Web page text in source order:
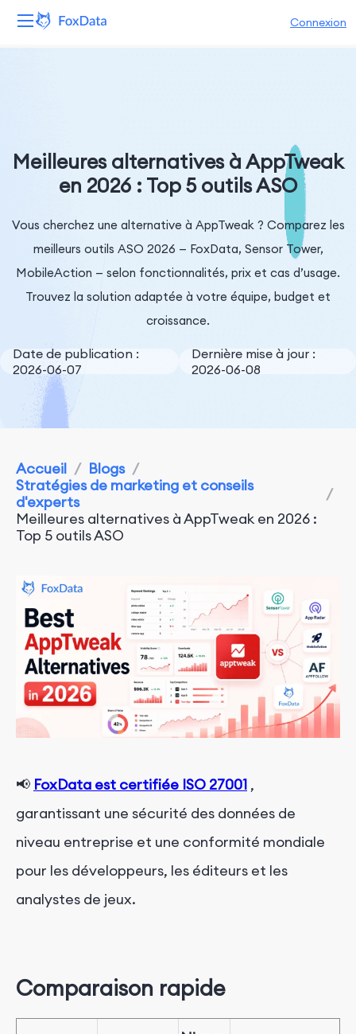
Connexion
Ressources
Tarifs
Entreprise
Meilleures alternatives à AppTweak
en 2026 : Top 5 outils ASO
Vous cherchez une alternative à AppTweak ? Comparez les
meilleurs outils ASO 2026 — FoxData, Sensor Tower,
MobileAction — selon fonctionnalités, prix et cas d’usage.
Trouvez la solution adaptée à votre équipe, budget et
croissance.
Date de publication :
2026-06-07
Dernière mise à jour :
2026-06-08
Accueil / Blogs /
Stratégies de marketing et conseils
d'experts
/
Meilleures alternatives à AppTweak en 2026 :
Top 5 outils ASO
📢 FoxData est certifiée ISO 27001 ,
garantissant une sécurité des données de
niveau entreprise et une conformité mondiale
pour les développeurs, les éditeurs et les
analystes de jeux.
Comparaison rapide